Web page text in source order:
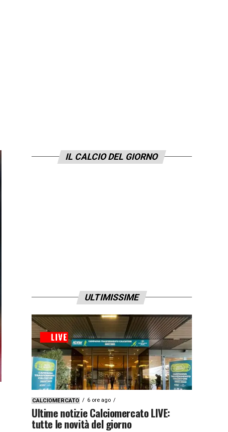
IL CALCIO DEL GIORNO
ULTIMISSIME
CALCIOMERCATO 6 ore ago
Ultime notizie Calciomercato LIVE:
tutte le novità del giorno